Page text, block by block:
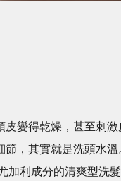
皮變得乾燥，甚至刺激
節，其實就是洗頭水溫
加利成分的清爽型洗髮